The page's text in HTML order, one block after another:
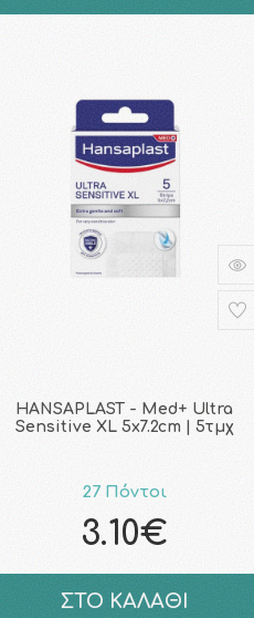
HANSAPLAST - Med+ Ultra
Sensitive XL 5x7.2cm | 5τμχ
27 Πόντοι
3.10€
ΣΤΟ ΚΑΛΑΘΙ